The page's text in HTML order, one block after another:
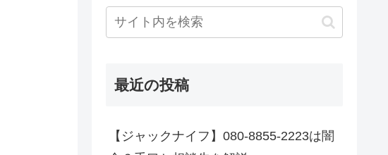
最近の投稿
【ジャックナイフ】080-8855-2223は闇